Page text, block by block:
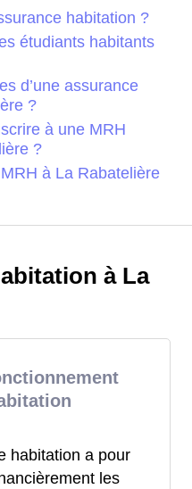
habitation ?
étudiants habitants
d’une assurance
?
à une MRH
?
à La Rabatelière
à La
habitation a pour
les